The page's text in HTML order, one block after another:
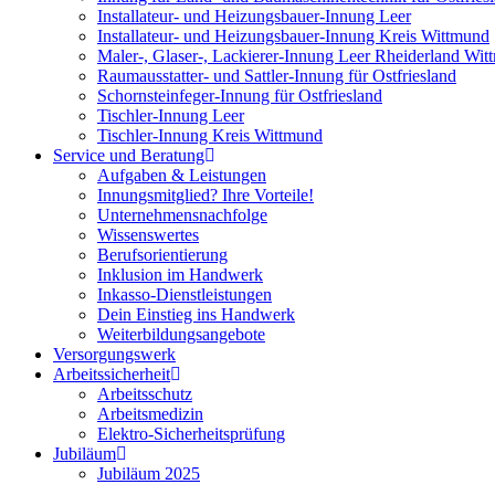
Installateur- und Heizungsbauer-Innung Leer
Installateur- und Heizungsbauer-Innung Kreis Wittmund
Maler-, Glaser-, Lackierer-Innung Leer Rheiderland
Raumausstatter- und Sattler-Innung für Ostfriesland
Schornsteinfeger-Innung für Ostfriesland
Tischler-Innung Leer
Tischler-Innung Kreis Wittmund
Service und Beratung
Aufgaben & Leistungen
Innungsmitglied? Ihre Vorteile!
Unternehmensnachfolge
Wissenswertes
Berufsorientierung
Inklusion im Handwerk
Inkasso-Dienstleistungen
Dein Einstieg ins Handwerk
Weiterbildungsangebote
Versorgungswerk
Arbeitssicherheit
Arbeitsschutz
Arbeitsmedizin
Elektro-Sicherheitsprüfung
Jubiläum
Jubiläum 2025